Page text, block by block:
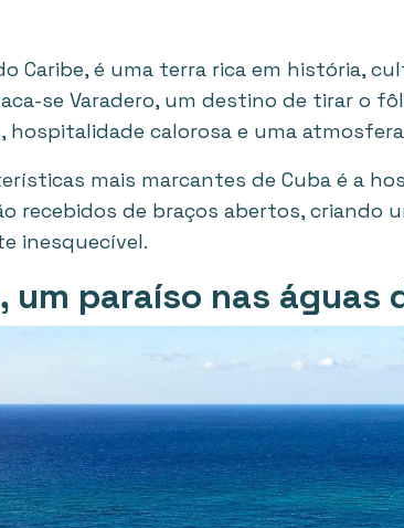
Caribe, é uma terra rica em história,
se Varadero, um destino de tirar o
hospitalidade calorosa e uma
mais marcantes de Cuba é a
recebidos de braços abertos, criando
inesquecível.
um paraíso nas águas